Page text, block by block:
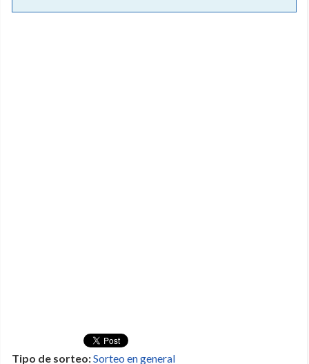
Tipo de sorteo:Sorteo en general